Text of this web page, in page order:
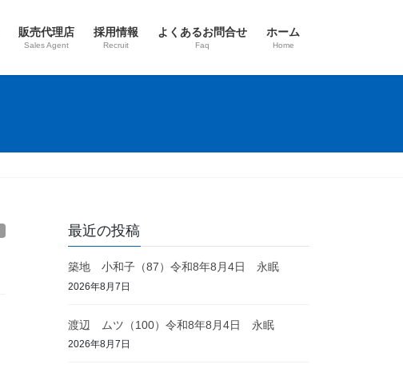
販売代理店
Sales Agent
採用情報
Recruit
よくあるお問合せ
Faq
ホーム
Home
最近の投稿
築地 小和子（87）令和8年8月4日 永眠
2026年8月7日
渡辺 ムツ（100）令和8年8月4日 永眠
2026年8月7日